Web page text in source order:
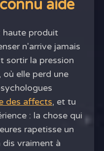
aide
haute produit
n'arrive jamais
sortir la pression
elle perd une
des affects, et tu
: la chose qui
rapetisse un
vraiment à